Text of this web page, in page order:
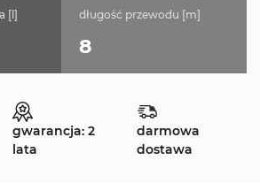
[l] długość przewodu [m]
8
gwarancja: 2
lata
darmowa
dostawa